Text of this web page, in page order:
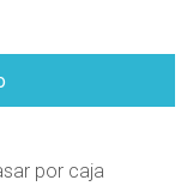
por caja